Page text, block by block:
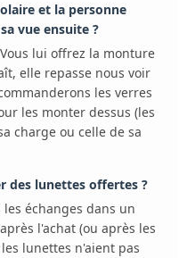
et la personne
vue ensuite ?
lui offrez la monture
elle repasse nous voir
les verres
les monter dessus (les
charge ou celle de sa
des lunettes offertes ?
échanges dans un
l'achat (ou après les
lunettes n'aient pas